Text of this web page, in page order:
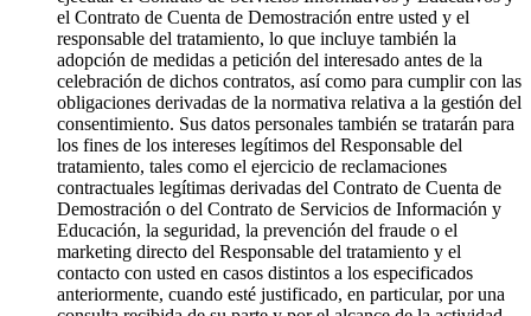
el Contrato de Cuenta de Demostración entre usted y el
responsable del tratamiento, lo que incluye también la
adopción de medidas a petición del interesado antes de la
celebración de dichos contratos, así como para cumplir con las
obligaciones derivadas de la normativa relativa a la gestión del
consentimiento. Sus datos personales también se tratarán para
los fines de los intereses legítimos del Responsable del
tratamiento, tales como el ejercicio de reclamaciones
contractuales legítimas derivadas del Contrato de Cuenta de
Demostración o del Contrato de Servicios de Información y
Educación, la seguridad, la prevención del fraude o el
marketing directo del Responsable del tratamiento y el
contacto con usted en casos distintos a los especificados
anteriormente, cuando esté justificado, en particular, por una